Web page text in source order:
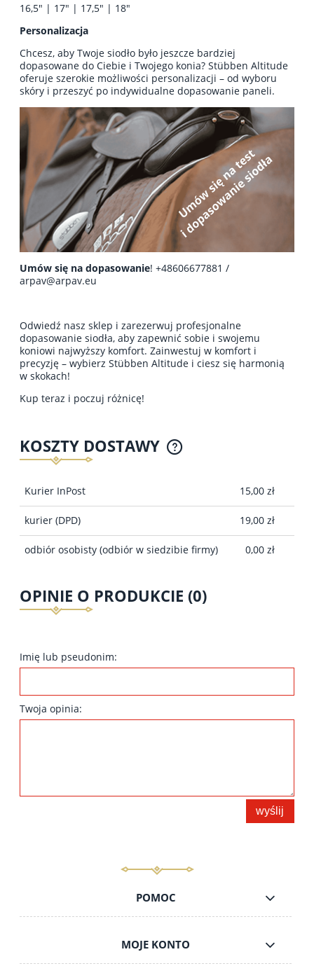
16,5" | 17" | 17,5" | 18"
Personalizacja
Chcesz, aby Twoje siodło było jeszcze bardziej
dopasowane do Ciebie i Twojego konia? Stübben Altitude
oferuje szerokie możliwości personalizacji – od wyboru
skóry i przeszyć po indywidualne dopasowanie paneli.
Umów się na dopasowanie! +48606677881 /
arpav@arpav.eu
Odwiedź nasz sklep i zarezerwuj profesjonalne
dopasowanie siodła, aby zapewnić sobie i swojemu
koniowi najwyższy komfort. Zainwestuj w komfort i
precyzję – wybierz Stübben Altitude i ciesz się harmonią
w skokach!
Kup teraz i poczuj różnicę!
KOSZTY DOSTAWY
CENA NIE ZAWIERA EWENTUALNYCH KOSZTÓW
PŁATNOŚCI
Kurier InPost 15,00 zł
kurier (DPD) 19,00 zł
odbiór osobisty (odbiór w siedzibie firmy) 0,00 zł
OPINIE O PRODUKCIE (0)
Imię lub pseudonim:
Twoja opinia:
wyślij
POMOC
MOJE KONTO